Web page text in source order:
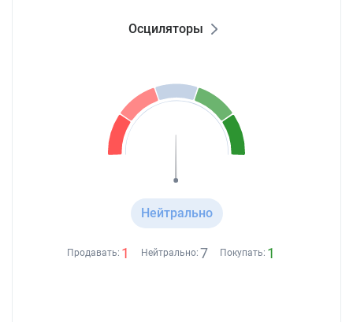
Осциляторы
Нейтрально
Продавать: 1 Нейтрально: 7 Покупать: 1